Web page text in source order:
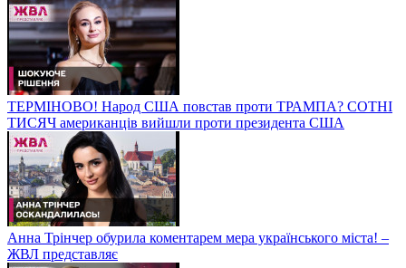
ТЕРМІНОВО! Народ США повстав проти ТРАМПА? СОТНІ
ТИСЯЧ американців вийшли проти президента США
Анна Трінчер обурила коментарем мера українського міста! –
ЖВЛ представляє